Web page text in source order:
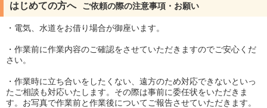
はじめての方へ ご依頼の際の注意事項・お願い
・電気、水道をお借り場合が御座います。
・作業前に作業内容のご確認をさせていただきますのでご安心くだ
さい。
・作業時に立ち合いをしたくない、遠方のため対応できないといっ
たご相談も対応いたします。その際は事前に委任状をいただきま
す。お写真で作業前と作業後についてご報告させていただきます。